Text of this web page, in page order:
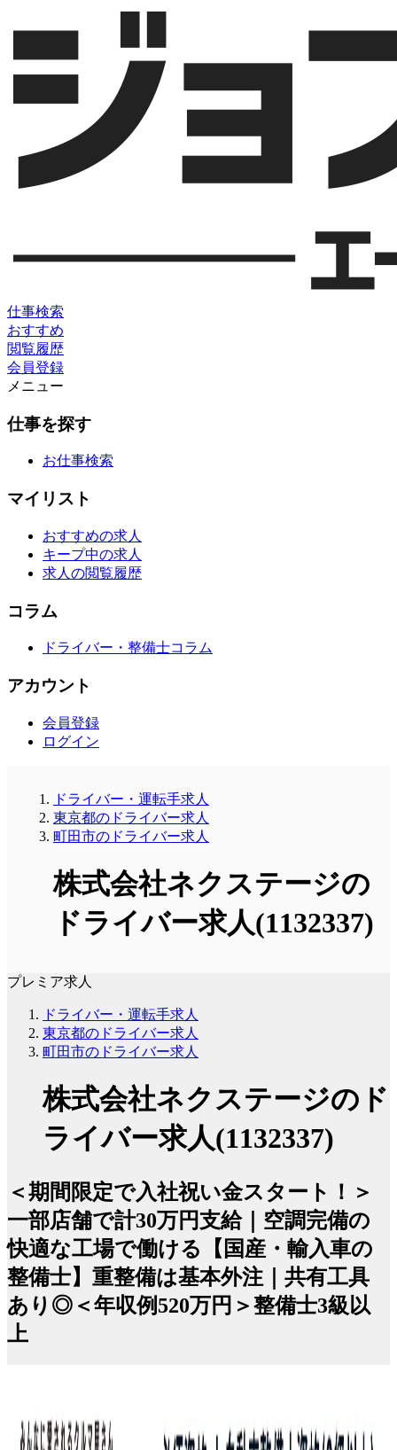
仕事検索
おすすめ
閲覧履歴
会員登録
メニュー
仕事を探す
お仕事検索
マイリスト
おすすめの求人
キープ中の求人
求人の閲覧履歴
コラム
ドライバー・整備士コラム
アカウント
会員登録
ログイン
ドライバー・運転手求人
東京都のドライバー求人
町田市のドライバー求人
株式会社ネクステージの
ドライバー求人(1132337)
プレミア求人
ドライバー・運転手求人
東京都のドライバー求人
町田市のドライバー求人
株式会社ネクステージのド
ライバー求人(1132337)
＜期間限定で入社祝い金スタート！＞
一部店舗で計30万円支給｜空調完備の
快適な工場で働ける【国産・輸入車の
整備士】重整備は基本外注｜共有工具
あり◎＜年収例520万円＞整備士3級以
上